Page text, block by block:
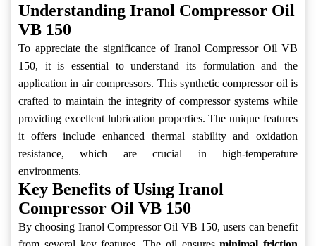
Understanding Iranol Compressor Oil
VB 150
To appreciate the significance of Iranol Compressor Oil VB
150, it is essential to understand its formulation and the
application in air compressors. This synthetic compressor oil is
crafted to maintain the integrity of compressor systems while
providing excellent lubrication properties. The unique features
it offers include enhanced thermal stability and oxidation
resistance, which are crucial in high-temperature
environments.
Key Benefits of Using Iranol
Compressor Oil VB 150
By choosing Iranol Compressor Oil VB 150, users can benefit